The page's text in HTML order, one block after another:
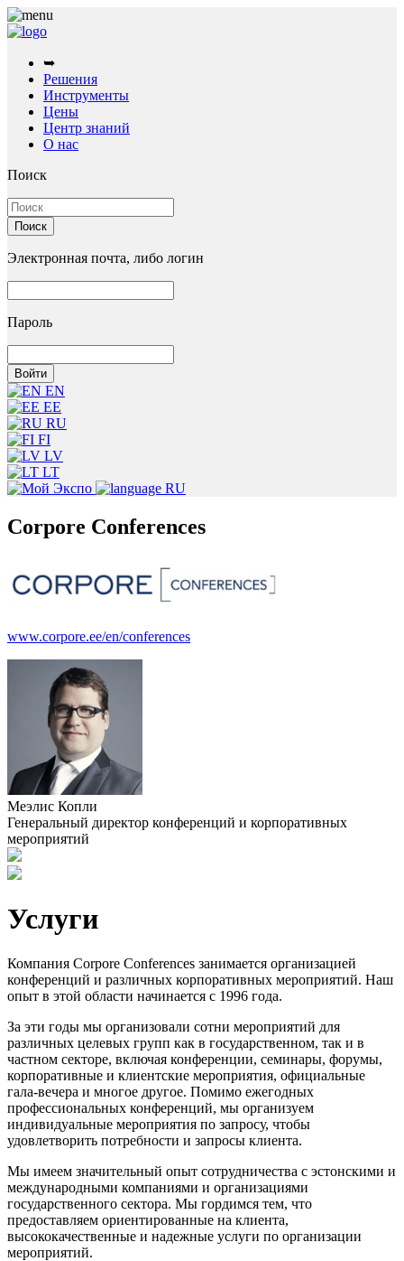
➥
Решения
Инструменты
Цены
Центр знаний
О нас
Поиск
Электронная почта, либо логин
Пароль
EN
EE
RU
FI
LV
LT
RU
Corpore Conferences
www.corpore.ee/en/conferences
Меэлис Копли
Генеральный директор конференций и корпоративных
мероприятий
Услуги
Компания Corpore Conferences занимается организацией
конференций и различных корпоративных мероприятий. Наш
опыт в этой области начинается с 1996 года.
За эти годы мы организовали сотни мероприятий для
различных целевых групп как в государственном, так и в
частном секторе, включая конференции, семинары, форумы,
корпоративные и клиентские мероприятия, официальные
гала-вечера и многое другое. Помимо ежегодных
профессиональных конференций, мы организуем
индивидуальные мероприятия по запросу, чтобы
удовлетворить потребности и запросы клиента.
Мы имеем значительный опыт сотрудничества с эстонскими и
международными компаниями и организациями
государственного сектора. Мы гордимся тем, что
предоставляем ориентированные на клиента,
высококачественные и надежные услуги по организации
мероприятий.